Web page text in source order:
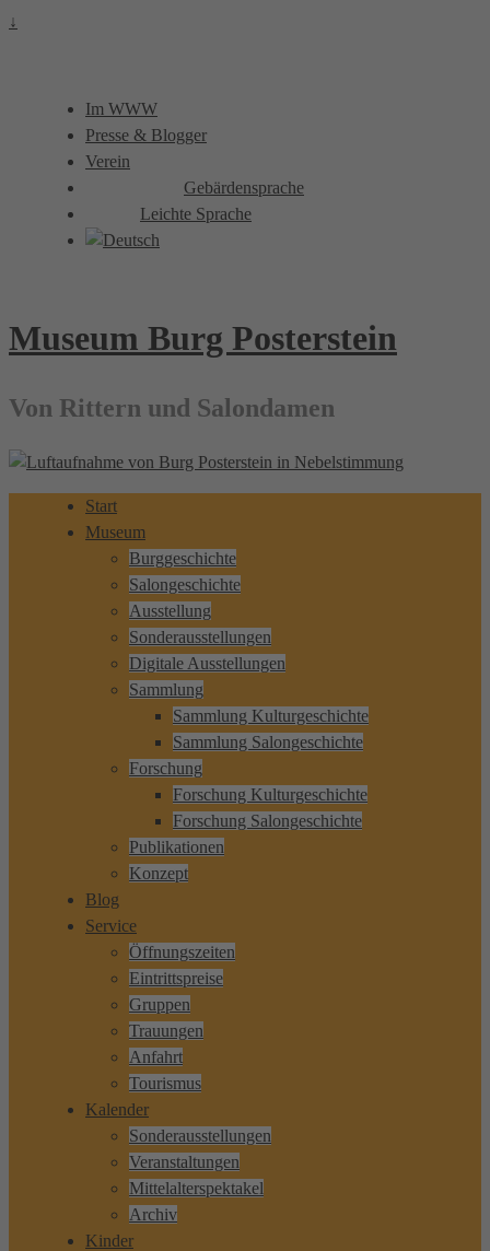
↓
Im WWW
Presse & Blogger
Verein
Gebärdensprache
Leichte Sprache
Museum Burg Posterstein
Von Rittern und Salondamen
Start
Museum
Burggeschichte
Salongeschichte
Ausstellung
Sonderausstellungen
Digitale Ausstellungen
Sammlung
Sammlung Kulturgeschichte
Sammlung Salongeschichte
Forschung
Forschung Kulturgeschichte
Forschung Salongeschichte
Publikationen
Konzept
Blog
Service
Öffnungszeiten
Eintrittspreise
Gruppen
Trauungen
Anfahrt
Tourismus
Kalender
Sonderausstellungen
Veranstaltungen
Mittelalterspektakel
Archiv
Kinder